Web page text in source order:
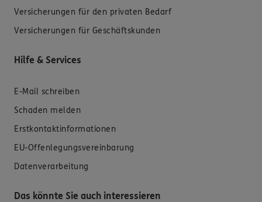
Versicherungen für den privaten Bedarf
Versicherungen für Geschäftskunden
Hilfe & Services
E-Mail schreiben
Schaden melden
Erstkontaktinformationen
EU-Offenlegungsvereinbarung
Datenverarbeitung
Das könnte Sie auch interessieren